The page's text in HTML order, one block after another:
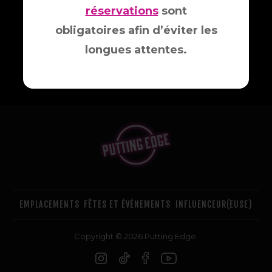
EMPLACEMENTS FÊTES ET ÉVÉNEMENTS INFLUENCEUR(EUSE)
Copyright © 2026 Putting Edge.
réservationssont
obligatoires afin d’éviter les
longues attentes.